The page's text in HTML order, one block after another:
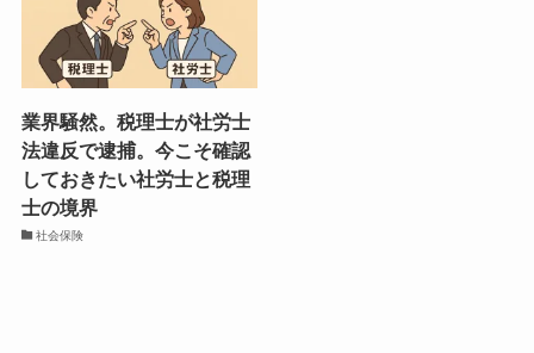
業界騒然。税理士が社労士
法違反で逮捕。今こそ確認
しておきたい社労士と税理
士の境界
社会保険